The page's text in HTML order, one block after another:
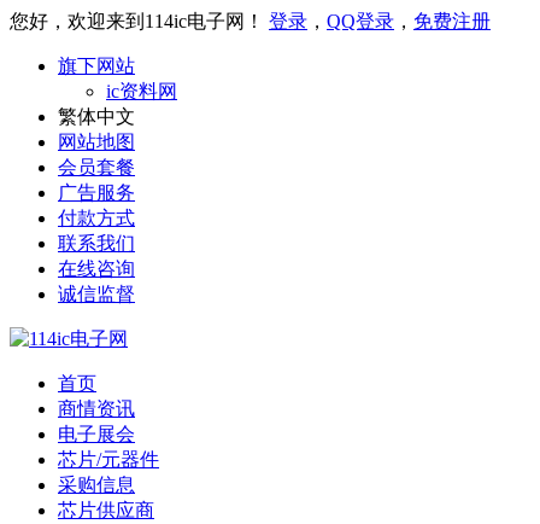
您好，欢迎来到114ic电子网！ 登录 ， QQ登录 ， 免费注册
旗下网站
ic资料网
繁体中文
网站地图
会员套餐
广告服务
付款方式
联系我们
在线咨询
诚信监督
首页
商情资讯
电子展会
芯片/元器件
采购信息
芯片供应商